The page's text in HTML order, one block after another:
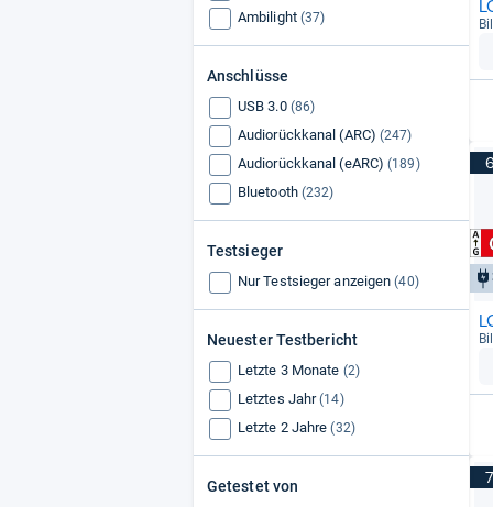
Ambilight (37)
Anschlüsse
USB 3.0 (86)
Audiorückkanal (ARC) (247)
Audiorückkanal (eARC) (189)
Bluetooth (232)
Testsieger
Nur Testsieger anzeigen (40)
Neuester Testbericht
Letzte 3 Monate (2)
Letztes Jahr (14)
Letzte 2 Jahre (32)
Getestet von
6
7